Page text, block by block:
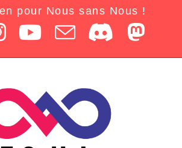
pour Nous sans Nous !